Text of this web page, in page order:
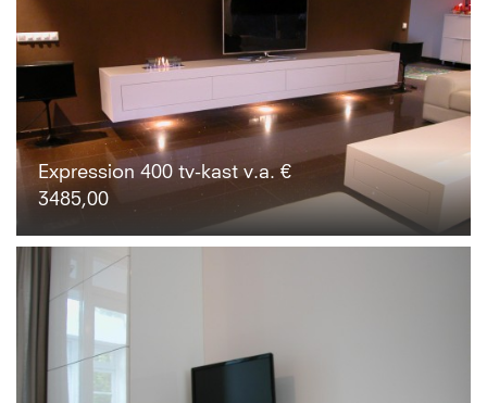
Expression 400 tv-kast v.a. €
3485,00